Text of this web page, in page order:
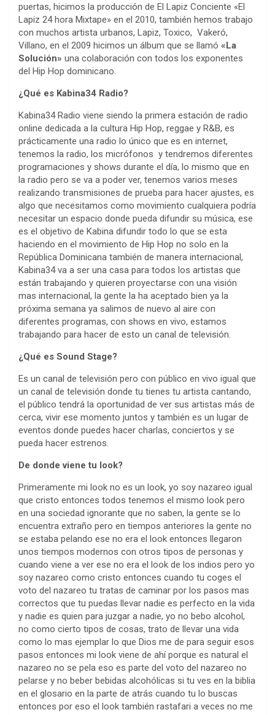
puertas, hicimos la producción de El Lapiz Conciente «El
Lapiz 24 hora Mixtape» en el 2010, también hemos trabajo
con muchos artista urbanos, Lapiz, Toxico, Vakeró,
Villano, en el 2009 hicimos un álbum que se llamó «La
Solución» una colaboración con todos los exponentes
del Hip Hop dominicano.
¿Qué es Kabina34 Radio?
Kabina34 Radio viene siendo la primera estación de radio
online dedicada a la cultura Hip Hop, reggae y R&B, es
prácticamente una radio lo único que es en internet,
tenemos la radio, los micrófonos y tendremos diferentes
programaciones y shows durante el día, lo mismo que en
la radio pero se va a poder ver, tenemos varios meses
realizando transmisiones de prueba para hacer ajustes, es
algo que necesitamos como movimiento cualquiera podría
necesitar un espacio donde pueda difundir su música, ese
es el objetivo de Kabina difundir todo lo que se esta
haciendo en el movimiento de Hip Hop no solo en la
República Dominicana también de manera internacional,
Kabina34 va a ser una casa para todos los artistas que
están trabajando y quieren proyectarse con una visión
mas internacional, la gente la ha aceptado bien ya la
próxima semana ya salimos de nuevo al aire con
diferentes programas, con shows en vivo, estamos
trabajando para hacer de esto un canal de televisión.
¿Qué es Sound Stage?
Es un canal de televisión pero con público en vivo igual que
un canal de televisión donde tu tienes tu artista cantando,
el público tendrá la oportunidad de ver sus artistas más de
cerca, vivir ese momento juntos y también es un lugar de
eventos donde puedes hacer charlas, conciertos y se
pueda hacer estrenos.
De donde viene tu look?
Primeramente mi look no es un look, yo soy nazareo igual
que cristo entonces todos tenemos el mismo look pero
en una sociedad ignorante que no saben, la gente se lo
encuentra extraño pero en tiempos anteriores la gente no
se estaba pelando ese no era el look entonces llegaron
unos tiempos modernos con otros tipos de personas y
cuando viene a ver ese no era el look de los indios pero yo
soy nazareo como cristo entonces cuando tu coges el
voto del nazareo tu tratas de caminar por los pasos mas
correctos que tu puedas llevar nadie es perfecto en la vida
y nadie es quien para juzgar a nadie, yo no bebo alcohol,
no como cierto tipos de cosas, trato de llevar una vida
como lo mas ejemplar lo que Dios me de para seguir esos
pasos entonces mi look viene de ahí porque es natural el
nazareo no se pela eso es parte del voto del nazareo no
pelarse y no beber bebidas alcohólicas si tu ves en la biblia
en el glosario en la parte de atrás cuando tu lo buscas
entonces por eso el look también rastafari a veces no me